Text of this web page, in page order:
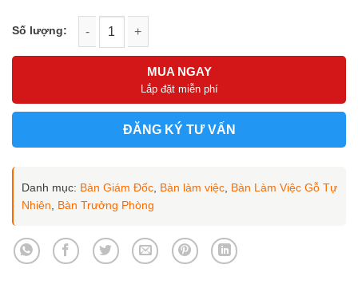
Bàn làm việc cao cấp LV-10012 số lượng
MUA NGAY
Lắp đặt miễn phí
ĐĂNG KÝ TƯ VẤN
Danh mục: Bàn Giám Đốc Bàn làm việc Bàn Làm Việc Gỗ Tự
Nhiên
Bàn Trưởng Phòng